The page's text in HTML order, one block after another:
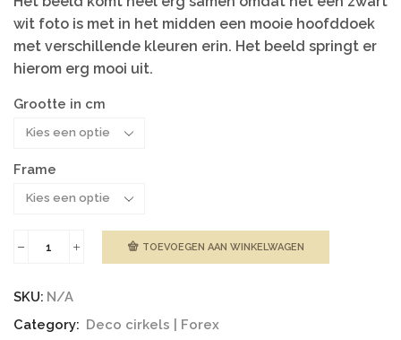
€61,00
wit foto is met in het midden een mooie hoofddoek
met verschillende kleuren erin. Het beeld springt er
hierom erg mooi uit.
Grootte in cm
Frame
Cirkel
Kunst
TOEVOEGEN AAN WINKELWAGEN
SKU: N/A
Category: Deco cirkels | Forex